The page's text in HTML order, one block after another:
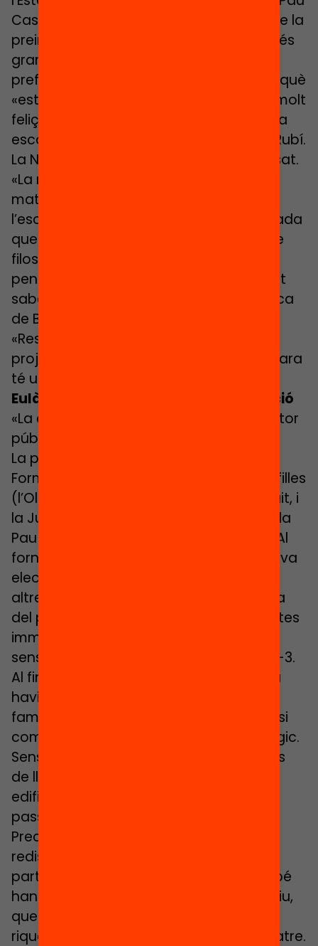
Casals com a primera opció a la llista de la
preinscripció escolar 2018-19 per a la més
gran dels seus dos fills, la Nora. Haurien
preferit l’escola del Bosc, coneguda perquè
«estudien per projectes» i els nens són molt
feliços. Simplement els va tocar aquesta
escola, gran i antiga, la més antiga de Rubí.
La Nora va a P-3 des del setembre passat.
«La nostra filla ve molt contenta, cada
matí es desperta i es vesteix per anar a
l’escola. Això és el que importa». Els agrada
que sigui una «filoescola» (programa de
filosofia 2/18), en la qual ensenyen a
pensar i a ser crític, i de l’aliança Magnet
saben que la nena ha anat a la Filmoteca
de Barcelona a veure
«Resulta que també treballa per
projectes». I creuen que el Jon, que encara
té un any, també vindrà aquí.
Eulàlia Formiguera, tècnica d’educació
«La classe mitjana ha d’apostar pel sector
públic»
La presidenta de l’AMPA, l’Eulàlia
Formiguera, va voler que les seves tres filles
(l’Olivia, de deu anys, la Valentina, de vuit, i
la Juliana, de quatre) acudissin a l’escola
Pau Casals, propera al seu habitatge. «Al
forn, molta gent s’estranyava per la meva
elecció». Les famílies del barri preferien
altres centre abans que aquest a causa
del perfil de famílies que hi anaven, moltes
immigrants, per la qual cosa quedaven
sense cobrir cinquanta matrícules de P-3.
Al final, va pensar, que la classe mitjana
havia d’apostar pel sector públic i, les
famílies, donar suport a l’equip directiu si
compta amb un bon lideratge pedagògic.
Sense defallir, els pares han passat anys
de lluita per aconseguir millores en un
edifici deteriorat però espaiós, amb
passadissos amplis, llum natural i patis.
Precisament els patis estan sent
redissenyats mitjançant un procés
participatiu per part de l’alumnat. També
han ajudat a difondre el projecte inclusiu,
que exalça les diferències com una
riquesa, i no com un mal que cal combatre.